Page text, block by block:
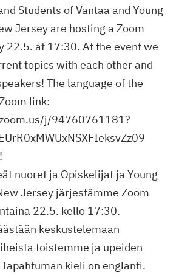
Students of Vantaa and Young
Jersey are hosting a Zoom
22.5. at 17:30. At the event we
topics with each other and
The language of the
link:
j/94760761181?
nuoret ja Opiskelijat ja Young
Jersey järjestämme Zoom
22.5. kello 17:30.
keskustelemaan
toistemme ja upeiden
kieli on englanti.